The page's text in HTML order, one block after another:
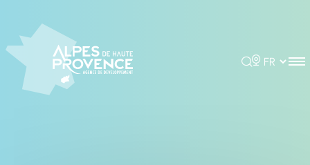
Rechercher
Choisir la